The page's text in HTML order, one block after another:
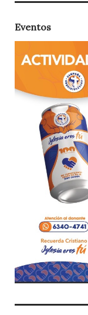
Eventos